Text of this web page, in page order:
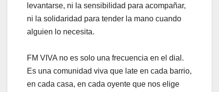
levantarse, ni la sensibilidad para acompañar,
ni la solidaridad para tender la mano cuando
alguien lo necesita.
FM VIVA no es solo una frecuencia en el dial.
Es una comunidad viva que late en cada barrio,
en cada casa, en cada oyente que nos elige